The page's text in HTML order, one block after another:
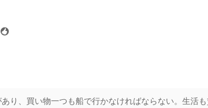
り、買い物一つも船で行かなければならない。生活